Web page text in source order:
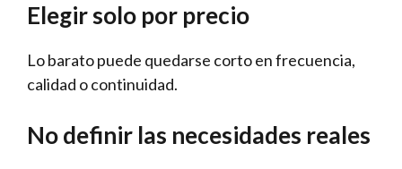
Elegir solo por precio
Lo barato puede quedarse corto en frecuencia,
calidad o continuidad.
No definir las necesidades reales